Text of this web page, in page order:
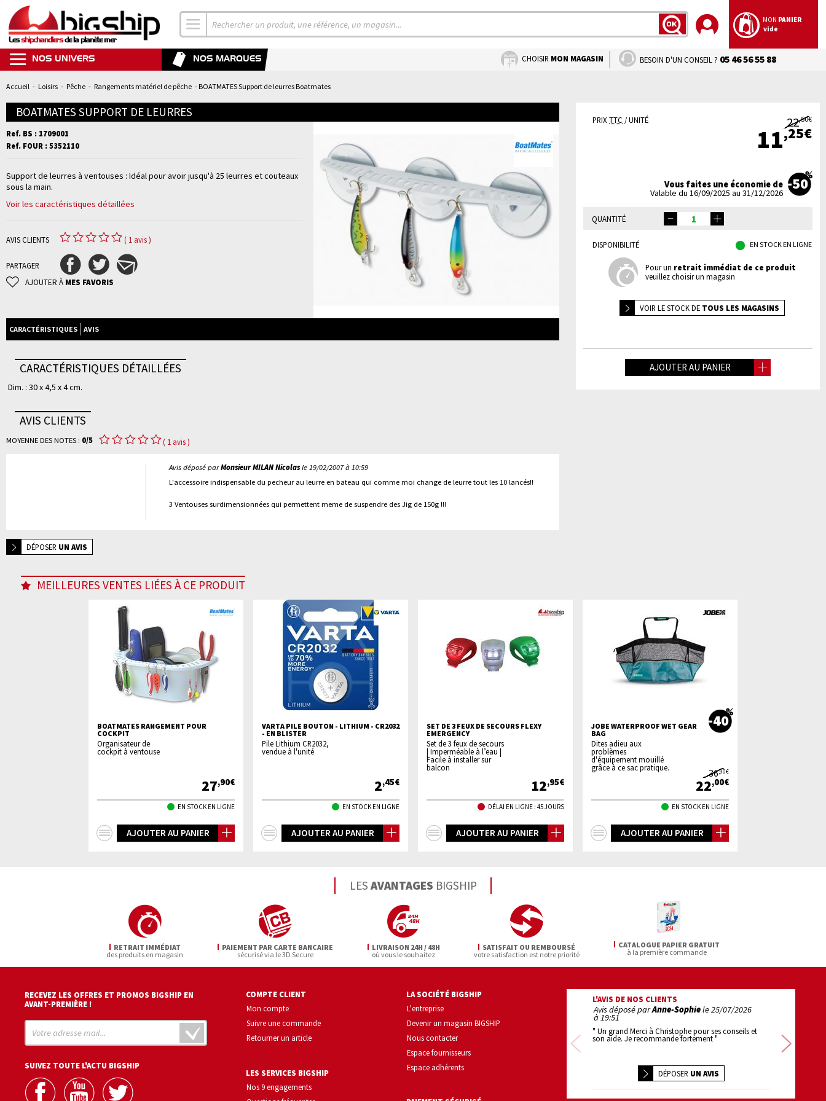
Lesshipchandlersde la planète mer
LANCER
MON PANIER
vide
NOS UNIVERS NOS MARQUES CHOISIR MON MAGASIN BESOIN D'UN CONSEIL ? 05 46 56 55 88
Accueil - Loisirs - Pêche - Rangements matériel de pêche - BOATMATES Support de leurres Boatmates
BOATMATES SUPPORT DE LEURRES
PRIXTTC / UNITÉ 22,50€
11,25€
Vous faites une économie de
Valable du 16/09/2025 au 31/12/2026 -50
QUANTITÉ
DISPONIBILITÉ EN STOCK EN LIGNE
Pour un retrait immédiat de ce produit
veuillez choisir un magasin
VOIR LESTOCK DE TOUS LES MAGASINS
AJOUTER AU PANIER
Ref. BS : 1709001
Ref. FOUR : 5352110
Support de leurres à ventouses : Idéal pour avoir jusqu'à 25 leurres et couteaux
sous la main.
Voir les caractéristiques détaillées
AVIS CLIENTS ( 1 avis )
PARTAGER
AJOUTER À MES FAVORIS
CARACTÉRISTIQUES AVIS
CARACTÉRISTIQUES DÉTAILLÉES
Dim. : 30 x 4,5 x 4 cm.
AVIS CLIENTS
MOYENNE DES NOTES : 0/5 ( 1 avis )
Avis déposé parMonsieur MILAN Nicolasle 19/02/2007 à 10:59
L'accessoire indispensable du pecheur au leurre en bateau qui comme moi change de leurre tout les 10 lancés!!
3 Ventouses surdimensionnées qui permettent meme de suspendre des Jig de 150g !!!
DÉPOSER UN AVIS
MEILLEURES VENTES LIÉES À CE PRODUIT
BOATMATES RANGEMENT POUR
COCKPIT
Organisateur de
cockpit à ventouse
27,90€
EN STOCK EN LIGNE
AJOUTER AU PANIER
VARTA PILE BOUTON - LITHIUM - CR2032
- EN BLISTER
Pile Lithium CR2032,
vendue à l'unité
2,45€
EN STOCK EN LIGNE
AJOUTER AU PANIER
SET DE 3 FEUX DE SECOURS FLEXY
EMERGENCY
Set de 3 feux de secours
| Imperméable à l’eau |
Facile à installer sur
balcon
12,95€
DÉLAI EN LIGNE : 45 JOURS
AJOUTER AU PANIER
JOBE WATERPROOF WET GEAR
BAG
-40
Dites adieu aux
problèmes
d'équipement mouillé
grâce à ce sac pratique.
36,90€
22,00€
EN STOCK EN LIGNE
AJOUTER AU PANIER
LES AVANTAGES BIGSHIP
RETRAIT IMMÉDIAT
des produits en magasin
PAIEMENT PAR CARTE BANCAIRE
sécurisé via le 3D Secure
LIVRAISON 24H / 48H
où vous le souhaitez
SATISFAIT OU REMBOURSÉ
votre satisfaction est notre priorité
CATALOGUE PAPIER GRATUIT
à la première commande
RECEVEZ LES OFFRES ET PROMOS BIGSHIP EN
AVANT-PREMIÈRE !
SUIVEZ TOUTE L'ACTU BIGSHIP
COMPTE CLIENT
Mon compte
Suivre une commande
Retourner un article
LES SERVICES BIGSHIP
Nos 9 engagements
LA SOCIÉTÉ BIGSHIP
L'entreprise
Devenir un magasin BIGSHIP
Nous contacter
Espace fournisseurs
Espace adhérents
L'AVIS DE NOS CLIENTS
Précédente
Avis déposé parAnne-Sophiele25/07/2026
à 19:51
" Un grand Merci à Christophe pour ses conseils et
son aide. Je recommande fortement " efficace . bravo "
DÉPOSER UN AVIS